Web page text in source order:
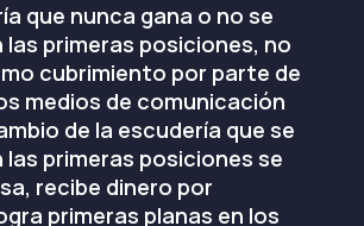
que nunca gana o no se
las primeras posiciones, no
cubrimiento por parte de
medios de comunicación
de la escudería que se
las primeras posiciones se
recibe dinero por
primeras planas en los